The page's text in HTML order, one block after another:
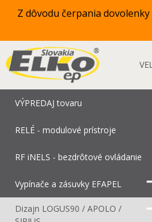
Z dôvodu čerpania
VÝPREDAJ tovaru
RELÉ - modulové prístroje
RF iNELS - bezdrôtové ovládanie
Vypínače a zásuvky EFAPEL
Dizajn LOGUS90 / APOLO /